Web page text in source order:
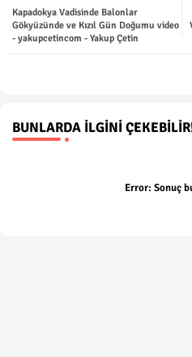
Kapadokya Vadisinde Balonlar
Gökyüzünde ve Kızıl Gün Doğumu video
- yakupcetincom - Yakup Çetin
BUNLARDA İLGINI
Error: Sonuç